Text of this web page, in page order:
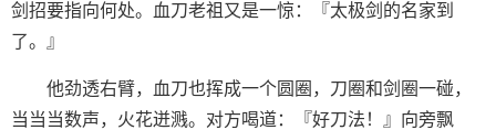
剑招要指向何处。血刀老祖又是一惊：『太极剑的名家到
了。』
他劲透右臂，血刀也挥成一个圆圈，刀圈和剑圈一碰，
当当当数声，火花迸溅。对方喝道：『好刀法！』向旁飘